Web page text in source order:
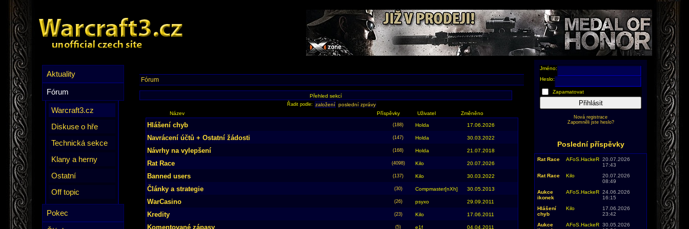
Aktuality
Fórum
Warcraft3.cz
Diskuse o hře
Technická sekce
Klany a herny
Ostatní
Off topic
Pokec
Fórum
Přehled sekcí
Řadit podle: založení poslední zprávy
Název
Příspěvky Uživatel Změněno
Hlášení chyb (188) Holda 17.06.2026
Navrácení účtů + Ostatní žádosti (147) Holda 30.03.2022
Návrhy na vylepšení (168) Holda 21.07.2018
Rat Race (4098) Kilo 20.07.2026
Banned users (137) Kilo 30.03.2022
Články a strategie (30) Compmaster[nXh] 30.05.2013
WarCasino (26) psyxo 29.09.2011
Kredity (23) Kilo 17.06.2011
Komentované zápasy (5) e1f 04.04.2011
Jméno:
Heslo:
Zapamatovat
Přihlásit
Nová registrace
Zapomněli jste heslo?
Poslední příspěvky
Rat Race AFoS.HackeR 20.07.2026
17:43
Rat Race
Kilo
20.07.2026
08:49
Aukce
ikonek
AFoS.HackeR 24.06.2026
16:15
Hlášení
chyb
Kilo
17.06.2026
23:42
Aukce
AFoS.HackeR 30.05.2026